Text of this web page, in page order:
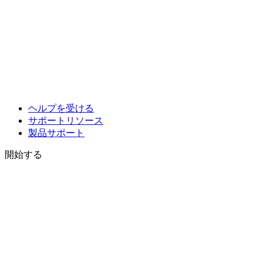
ヘルプを受ける
サポートリソース
製品サポート
開始する